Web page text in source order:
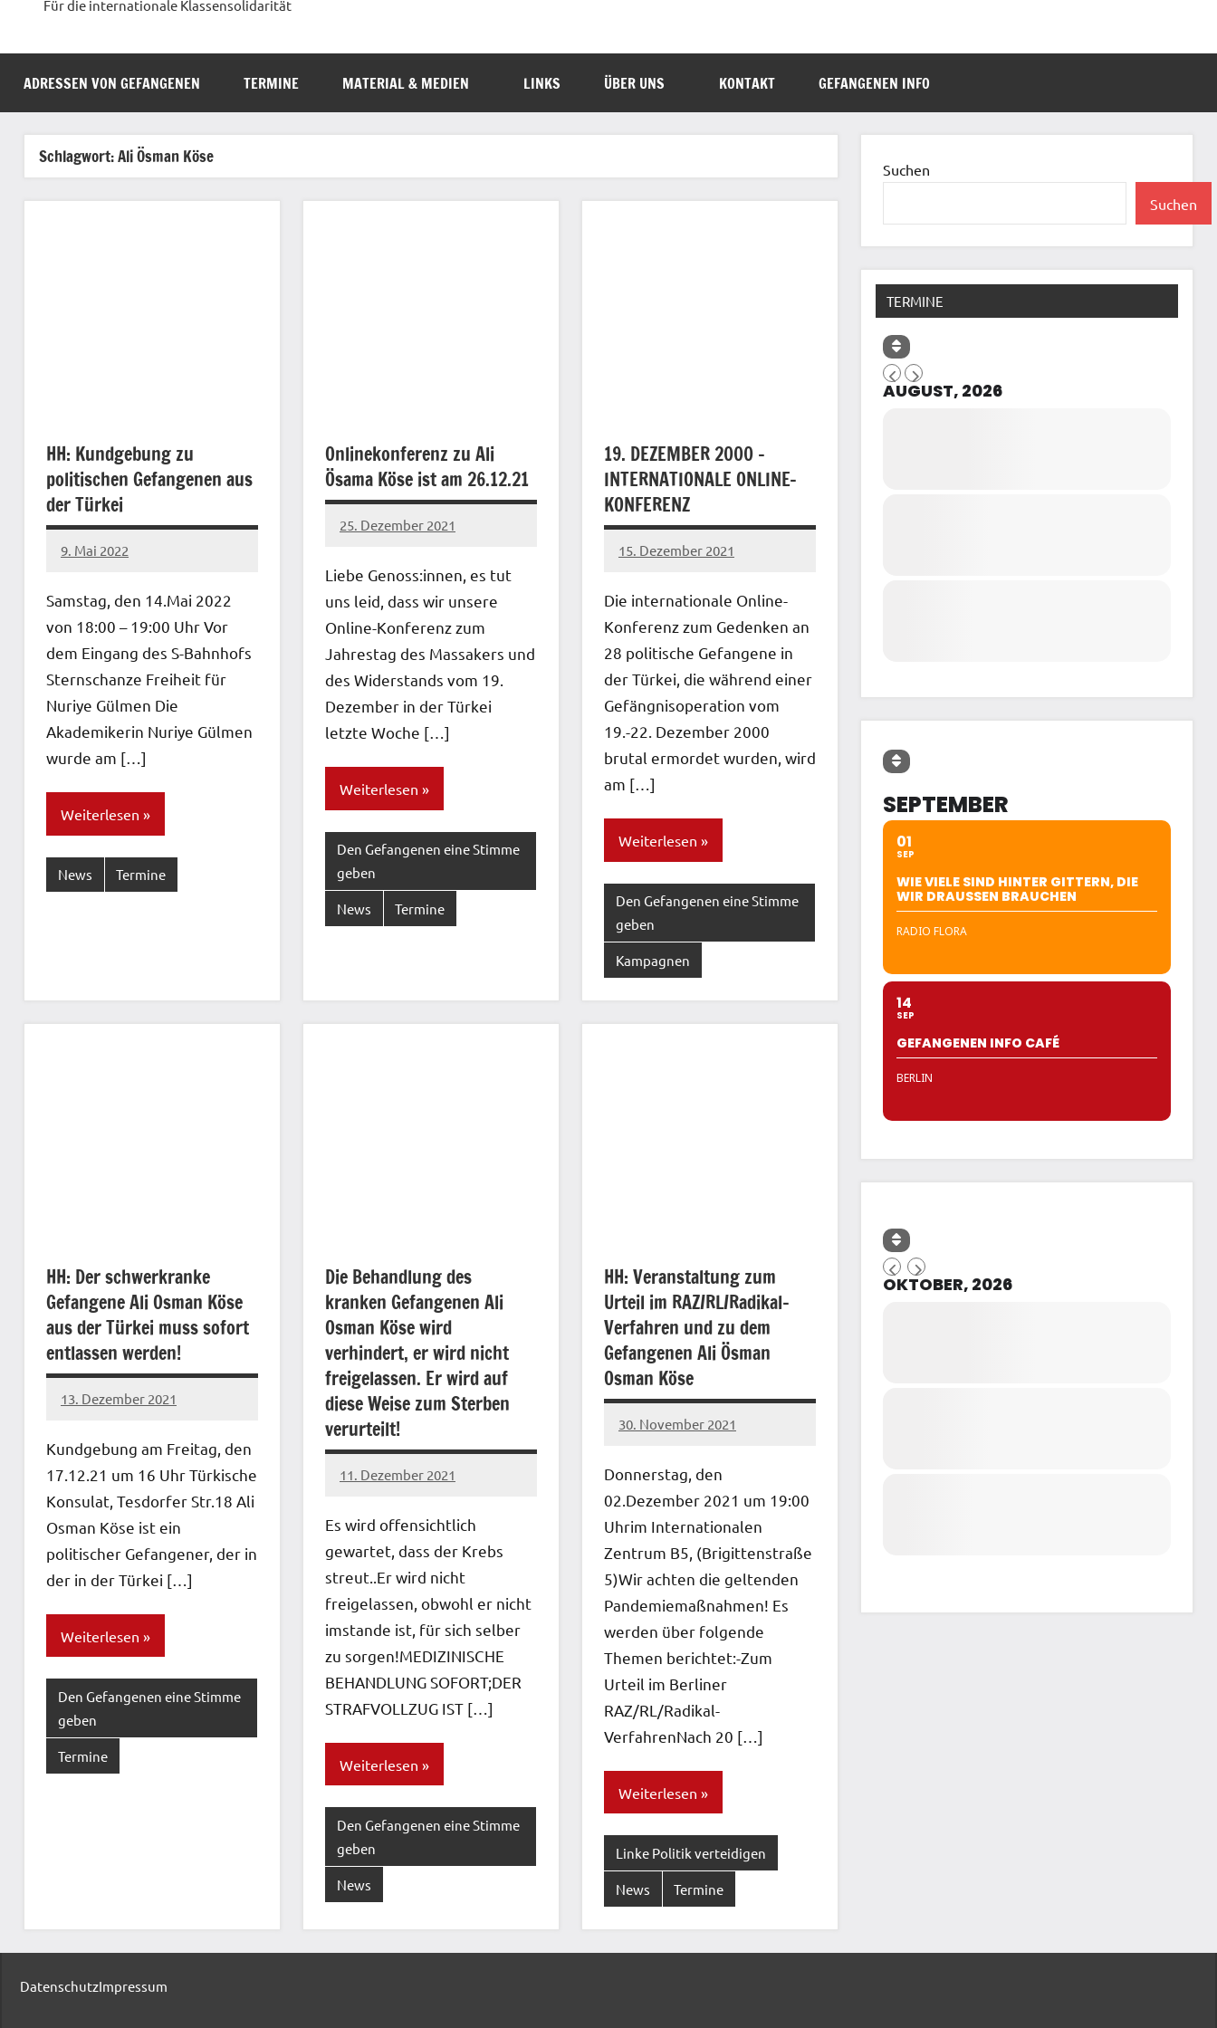
Für die internationale Klassensolidarität
ADRESSEN VON GEFANGENEN TERMINE MATERIAL & MEDIEN LINKS ÜBER UNS KONTAKT GEFANGENEN INFO
Schlagwort:Ali Ösman Köse
HH: Kundgebung zu
politischen Gefangenen aus
der Türkei
9. Mai 2022
network
Samstag, den 14.Mai 2022
von 18:00 – 19:00 Uhr Vor
dem Eingang des S-Bahnhofs
Sternschanze Freiheit für
Nuriye Gülmen Die
Akademikerin Nuriye Gülmen
wurde am […]
Weiterlesen
News Termine
Onlinekonferenz zu Ali
Ösama Köse ist am 26.12.21
25. Dezember 2021
network
Liebe Genoss:innen, es tut
uns leid, dass wir unsere
Online-Konferenz zum
Jahrestag des Massakers und
des Widerstands vom 19.
Dezember in der Türkei
letzte Woche […]
Weiterlesen
Den Gefangenen eine Stimme
geben
News Termine
19. DEZEMBER 2000 –
INTERNATIONALE ONLINE-
KONFERENZ
15. Dezember 2021
network
Die internationale Online-
Konferenz zum Gedenken an
28 politische Gefangene in
der Türkei, die während einer
Gefängnisoperation vom
19.-22. Dezember 2000
brutal ermordet wurden, wird
am […]
Weiterlesen
Den Gefangenen eine Stimme
geben
Kampagnen
HH: Der schwerkranke
Gefangene Ali Osman Köse
aus der Türkei muss sofort
entlassen werden!
13. Dezember 2021
network
Kundgebung am Freitag, den
17.12.21 um 16 Uhr Türkische
Konsulat, Tesdorfer Str.18 Ali
Osman Köse ist ein
politischer Gefangener, der in
der in der Türkei […]
Weiterlesen
Den Gefangenen eine Stimme
geben
Termine
Die Behandlung des
kranken Gefangenen Ali
Osman Köse wird
verhindert, er wird nicht
freigelassen. Er wird auf
diese Weise zum Sterben
verurteilt!
11. Dezember 2021
network
Es wird offensichtlich
gewartet, dass der Krebs
streut..Er wird nicht
freigelassen, obwohl er nicht
imstande ist, für sich selber
zu sorgen!MEDIZINISCHE
BEHANDLUNG SOFORT;DER
STRAFVOLLZUG IST […]
Weiterlesen
Den Gefangenen eine Stimme
geben
News
HH: Veranstaltung zum
Urteil im RAZ/RL/Radikal-
Verfahren und zu dem
Gefangenen Ali Ösman
Osman Köse
30. November 2021
network
Donnerstag, den
02.Dezember 2021 um 19:00
Uhrim Internationalen
Zentrum B5, (Brigittenstraße
5)Wir achten die geltenden
Pandemiemaßnahmen! Es
werden über folgende
Themen berichtet:-Zum
Urteil im Berliner
RAZ/RL/Radikal-
VerfahrenNach 20 […]
Weiterlesen
Linke Politik verteidigen
News Termine
Suchen
Suchen
TERMINE
AUGUST, 2026
SEPTEMBER
01
SEP
WIE VIELE SIND HINTER GITTERN, DIE
WIR DRAUSSEN BRAUCHEN
RADIO FLORA
14
SEP
GEFANGENEN INFO CAFÉ
BERLIN
OKTOBER, 2026
DatenschutzImpressum